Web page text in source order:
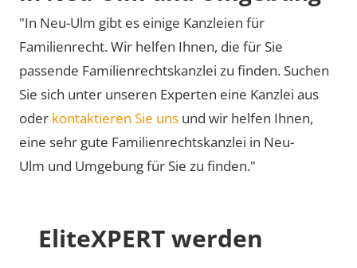
"In Neu-Ulm gibt es einige Kanzleien für
Familienrecht. Wir helfen Ihnen, die für Sie
passende Familienrechtskanzlei zu finden. Suchen
Sie sich unter unseren Experten eine Kanzlei aus
oder kontaktieren Sie uns und wir helfen Ihnen,
eine sehr gute Familienrechtskanzlei in Neu-
Ulm und Umgebung für Sie zu finden."
EliteXPERT werden